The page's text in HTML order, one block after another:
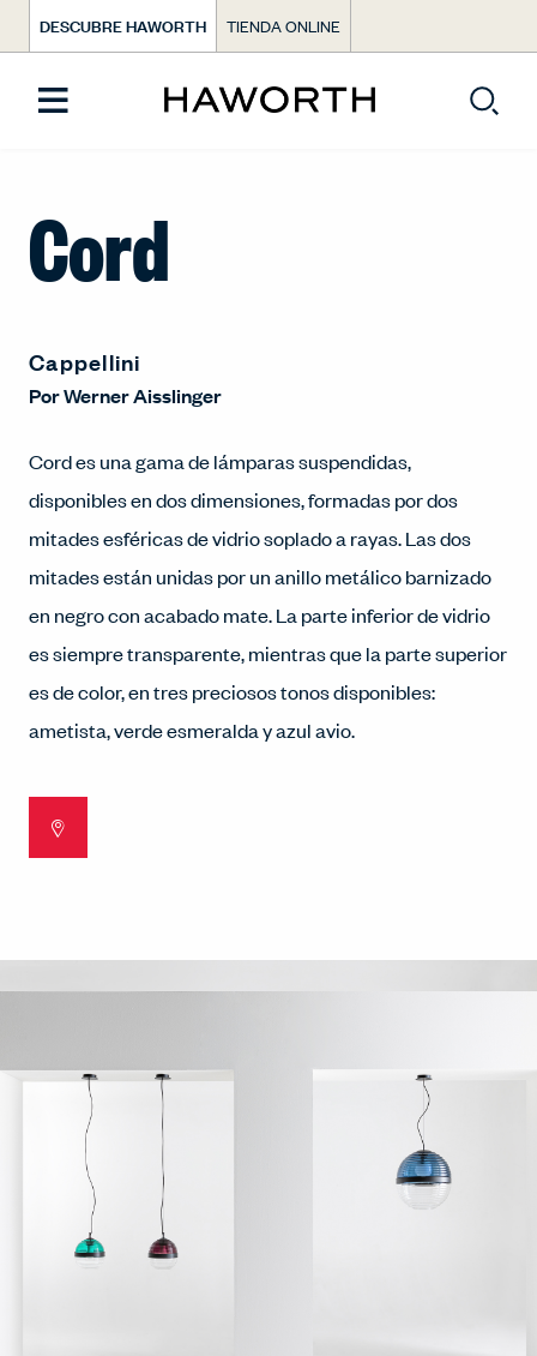
DESCUBRE HAWORTH TIENDA ONLINE
Cord
Cappellini
PorWerner Aisslinger
Cord es una gama de lámparas suspendidas,
disponibles en dos dimensiones, formadas por dos
mitades esféricas de vidrio soplado a rayas. Las dos
mitades están unidas por un anillo metálico barnizado
en negro con acabado mate. La parte inferior de vidrio
es siempre transparente, mientras que la parte superior
es de color, en tres preciosos tonos disponibles:
ametista, verde esmeralda y azul avio.